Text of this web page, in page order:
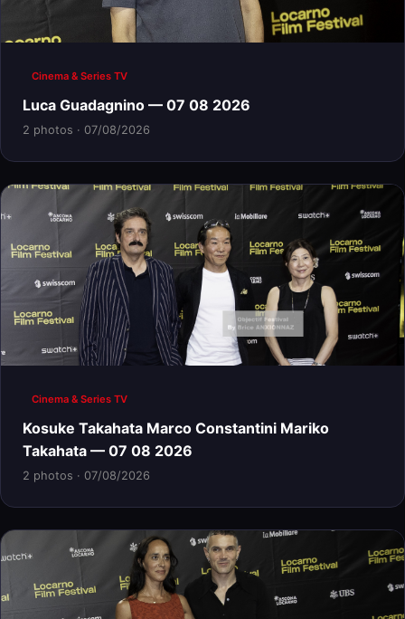
Cinema & Series TV
Luca Guadagnino — 07 08 2026
2 photos · 07/08/2026
Cinema & Series TV
Kosuke Takahata Marco Constantini Mariko
Takahata — 07 08 2026
2 photos · 07/08/2026